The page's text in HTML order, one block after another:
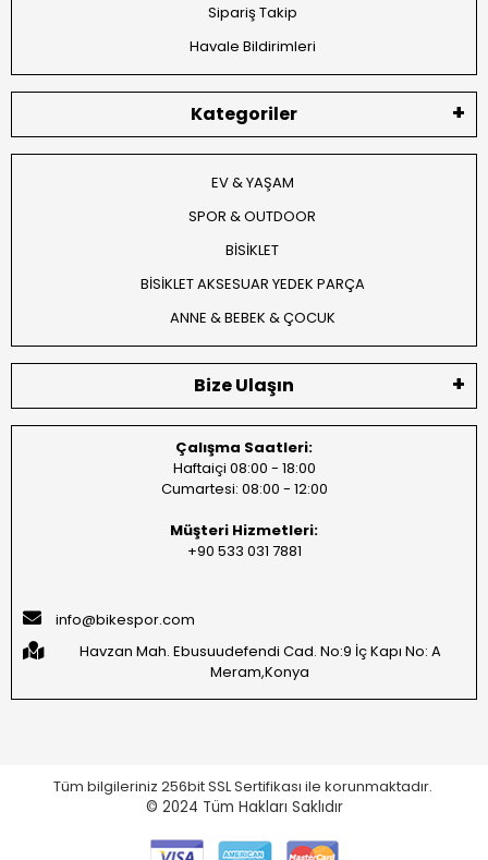
Sipariş Takip
Havale Bildirimleri
Kategoriler
EV & YAŞAM
SPOR & OUTDOOR
BİSİKLET
BİSİKLET AKSESUAR YEDEK PARÇA
ANNE & BEBEK & ÇOCUK
Bize Ulaşın
Çalışma Saatleri:
Haftaiçi 08:00 - 18:00
Cumartesi: 08:00 - 12:00
Müşteri Hizmetleri:
+90 533 031 7881
info@bikespor.com
Havzan Mah. Ebusuudefendi Cad. No:9 İç Kapı No: A
Meram,Konya
Tüm bilgileriniz 256bit SSL Sertifikası ile korunmaktadır.
© 2024 Tüm Hakları Saklıdır